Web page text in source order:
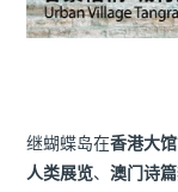
继蝴蝶岛在香港大
人类展览、澳门诗